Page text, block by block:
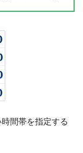
間帯を指定する